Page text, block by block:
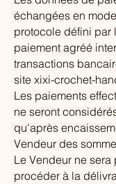
échangées en
protocole défini par
paiement agréé
transactions
site xixi-crochet-
Les paiements
ne seront
qu'après
Vendeur des
Le Vendeur ne sera
procéder à la